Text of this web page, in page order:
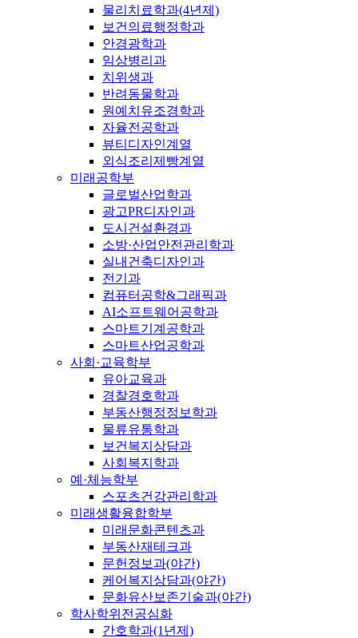
물리치료학과(4년제)
보건의료행정학과
안경광학과
임상병리과
치위생과
반려동물학과
원예치유조경학과
자율전공학과
뷰티디자인계열
외식조리제빵계열
미래공학부
글로벌산업학과
광고PR디자인과
도시건설환경과
소방·산업안전관리학과
실내건축디자인과
전기과
컴퓨터공학&그래픽과
AI소프트웨어공학과
스마트기계공학과
스마트산업공학과
사회·교육학부
유아교육과
경찰경호학과
부동산행정정보학과
물류유통학과
보건복지상담과
사회복지학과
예·체능학부
스포츠건강관리학과
미래생활융합학부
미래문화콘텐츠과
부동산재테크과
문헌정보과(야간)
케어복지상담과(야간)
문화유산보존기술과(야간)
학사학위전공심화
간호학과(1년제)